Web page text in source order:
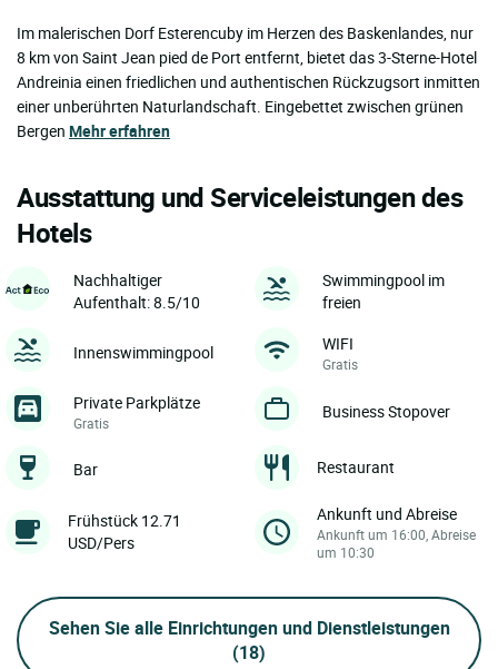
Im malerischen Dorf Esterencuby im Herzen des Baskenlandes, nur
8 km von Saint Jean pied de Port entfernt, bietet das 3-Sterne-Hotel
Andreinia einen friedlichen und authentischen Rückzugsort inmitten
einer unberührten Naturlandschaft. Eingebettet zwischen grünen
Bergen Mehr erfahren
Ausstattung und Serviceleistungen des
Hotels
Nachhaltiger
Aufenthalt: 8.5/10
Swimmingpool im
freien
Innenswimmingpool WIFI
Gratis
Private Parkplätze
Gratis
Business Stopover
Bar Restaurant
Frühstück 12.71
USD/Pers
Ankunft und Abreise
Ankunft um 16:00, Abreise
um 10:30
Sehen Sie alle Einrichtungen und Dienstleistungen
(18)